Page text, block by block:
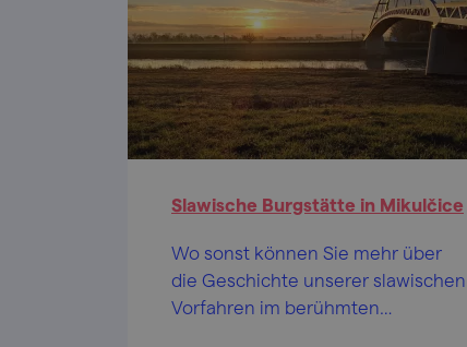
Slawische Burgstätte in Mikulčice
Wo sonst können Sie mehr über
die Geschichte unserer slawischen
Vorfahren im berühmten